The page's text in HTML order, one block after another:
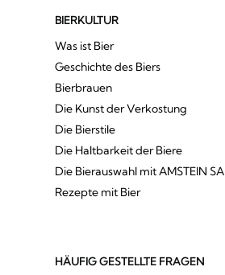
BIERKULTUR
Was ist Bier
Geschichte des Biers
Bierbrauen
Die Kunst der Verkostung
Die Bierstile
Die Haltbarkeit der Biere
Die Bierauswahl mit AMSTEIN SA
Rezepte mit Bier
HÄUFIG GESTELLTE FRAGEN